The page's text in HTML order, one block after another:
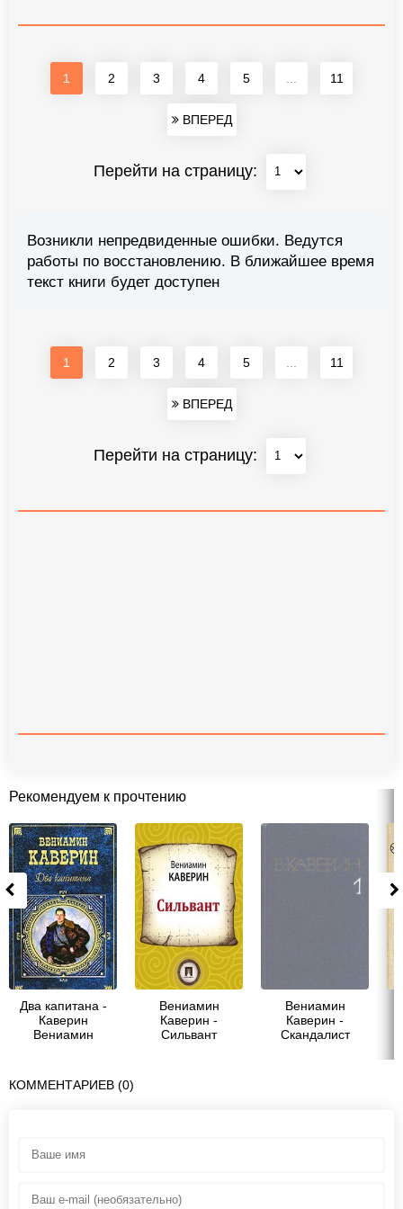
1 2 3 4 5 11
ВПЕРЕД
Перейти на страницу:
Возникли непредвиденные ошибки. Ведутся
работы по восстановлению. В ближайшее время
текст книги будет доступен
1 2 3 4 5 11
ВПЕРЕД
Перейти на страницу:
Рекомендуем к прочтению
Два капитана -
Каверин
Вениамин
Вениамин
Каверин -
Сильвант
Вениамин
Каверин -
Скандалист
КОММЕНТАРИЕВ (0)